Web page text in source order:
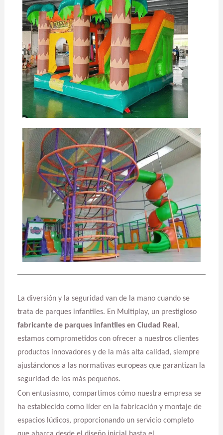
La diversión y la seguridad van de la mano cuando se
trata de parques infantiles. En Multiplay, un prestigioso
fabricante de parques infantiles en Ciudad Real,
estamos comprometidos con ofrecer a nuestros clientes
productos innovadores y de la más alta calidad, siempre
ajustándonos a las normativas europeas que garantizan la
seguridad de los más pequeños.
Con entusiasmo, compartimos cómo nuestra empresa se
ha establecido como líder en la fabricación y montaje de
espacios lúdicos, proporcionando un servicio completo